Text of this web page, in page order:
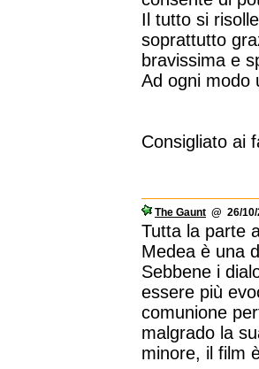
Il tutto si
soprattutto
bravissima e
Ad ogni modo
Consigliato ai
The Gaunt @ 26/
Tutta la parte
Medea è una
Sebbene i
essere più
comunione
malgrado la
minore, il film